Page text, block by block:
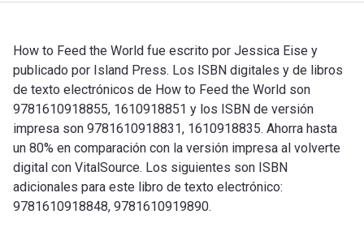
How to Feed the World fue escrito por Jessica Eise y
publicado por Island Press. Los ISBN digitales y de libros
de texto electrónicos de How to Feed the World son
9781610918855, 1610918851 y los ISBN de versión
impresa son 9781610918831, 1610918835. Ahorra hasta
un 80% en comparación con la versión impresa al volverte
digital con VitalSource. Los siguientes son ISBN
adicionales para este libro de texto electrónico:
9781610918848, 9781610919890.